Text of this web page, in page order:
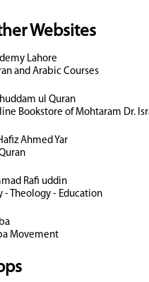
Websites
Lahore
and Arabic Courses
ul Quran
Bookstore of Mohtaram Dr.
Ahmed Yar
Rafi uddin
- Theology - Education
Movement